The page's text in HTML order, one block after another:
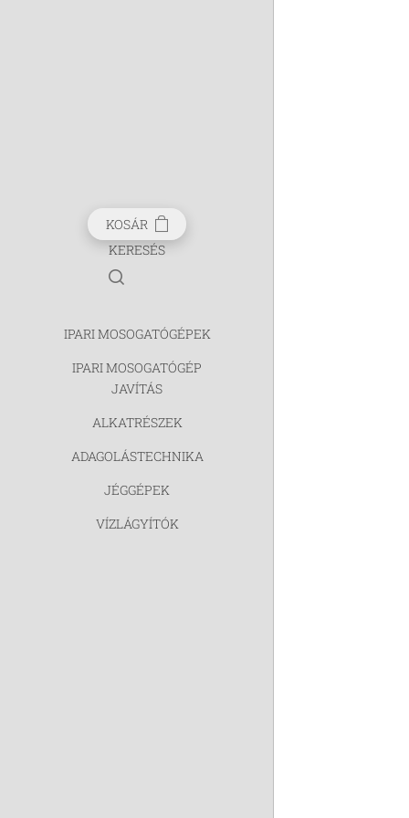
KOSÁR
KERESÉS
IPARI MOSOGATÓGÉPEK
IPARI MOSOGATÓGÉP
JAVÍTÁS
ALKATRÉSZEK
ADAGOLÁSTECHNIKA
JÉGGÉPEK
VÍZLÁGYÍTÓK